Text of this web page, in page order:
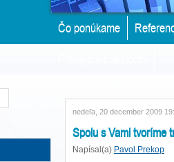
Čo ponúkame
nedeľa, 20 december 2009
Spolu s Vami tvoríme
Napísal(a) Pavol Prekop